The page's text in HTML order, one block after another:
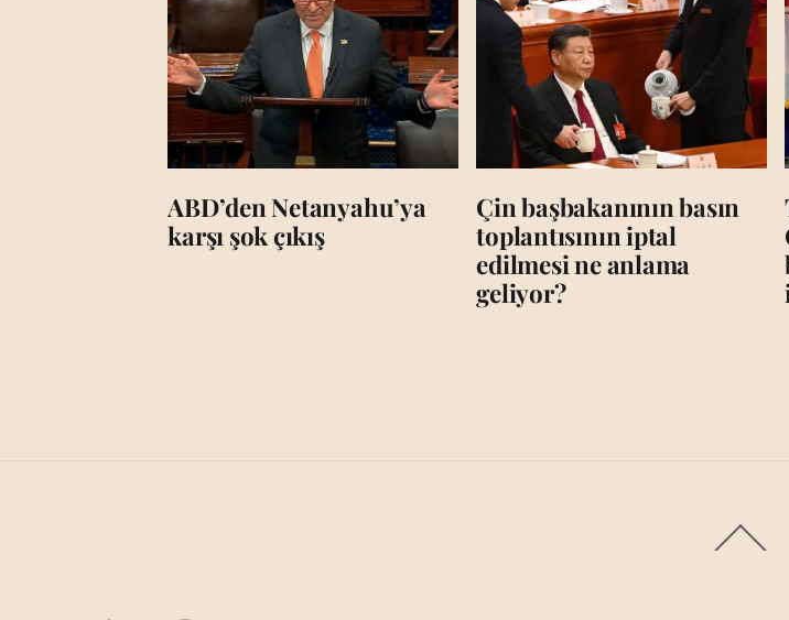
ABD’den Netanyahu’ya
karşı şok çıkış
Çin başbakanının basın
toplantısının iptal
edilmesi ne anlama
geliyor?
To